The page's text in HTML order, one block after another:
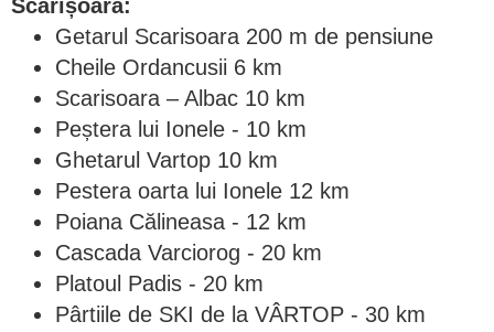
Scărișoara:
Getarul Scarisoara 200 m de pensiune
Cheile Ordancusii 6 km
Scarisoara – Albac 10 km
Peștera lui Ionele - 10 km
Ghetarul Vartop 10 km
Pestera oarta lui Ionele 12 km
Poiana Călineasa - 12 km
Cascada Varciorog - 20 km
Platoul Padis - 20 km
Pârtiile de SKI de la VÂRTOP - 30 km